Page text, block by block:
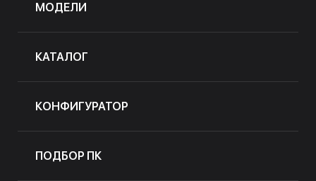
МОДЕЛИ
КАТАЛОГ
КОНФИГУРАТОР
ПОДБОР ПК